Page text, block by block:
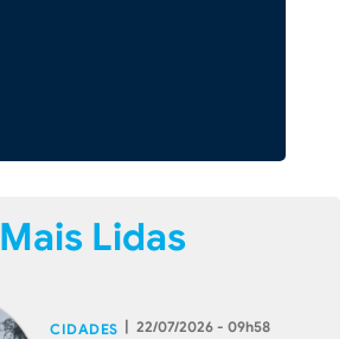
Mais Lidas
CIDADES | 22/07/2026 - 09h58